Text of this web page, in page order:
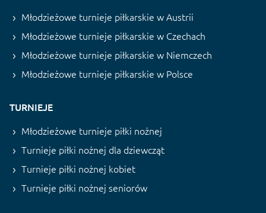
Młodzieżowe turnieje piłkarskie w Austrii
Młodzieżowe turnieje piłkarskie w Czechach
Młodzieżowe turnieje piłkarskie w Niemczech
Młodzieżowe turnieje piłkarskie w Polsce
TURNIEJE
Młodzieżowe turnieje piłki nożnej
Turnieje piłki nożnej dla dziewcząt
Turnieje piłki nożnej kobiet
Turnieje piłki nożnej seniorów